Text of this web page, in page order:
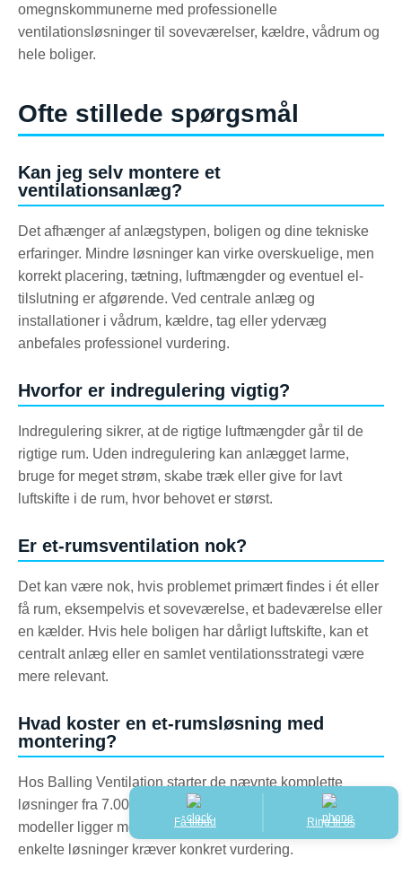
omegnskommunerne med professionelle
ventilationsløsninger til soveværelser, kældre, vådrum og
hele boliger.
Ofte stillede spørgsmål
Kan jeg selv montere et
ventilationsanlæg?
Det afhænger af anlægstypen, boligen og dine tekniske
erfaringer. Mindre løsninger kan virke overskuelige, men
korrekt placering, tætning, luftmængder og eventuel el-
tilslutning er afgørende. Ved centrale anlæg og
installationer i vådrum, kældre, tag eller ydervæg
anbefales professionel vurdering.
Hvorfor er indregulering vigtig?
Indregulering sikrer, at de rigtige luftmængder går til de
rigtige rum. Uden indregulering kan anlægget larme,
bruge for meget strøm, skabe træk eller give for lavt
luftskifte i de rum, hvor behovet er størst.
Er et-rumsventilation nok?
Det kan være nok, hvis problemet primært findes i ét eller
få rum, eksempelvis et soveværelse, et badeværelse eller
en kælder. Hvis hele boligen har dårligt luftskifte, kan et
centralt anlæg eller en samlet ventilationsstrategi være
mere relevant.
Hvad koster en et-rumsløsning med
montering?
Hos Balling Ventilation starter de nævnte komplette
løsninger fra 7.000 kr. inkl. moms og montering. Flere
modeller ligger mellem 7.300 kr. og 8.800 kr., mens
enkelte løsninger kræver konkret vurdering.
Få tilbud Ring til os